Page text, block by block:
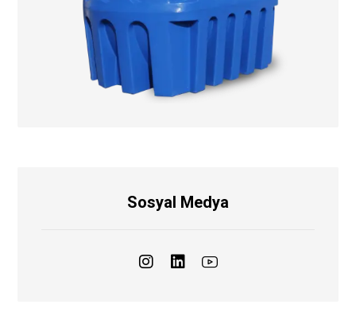
Sosyal Medya